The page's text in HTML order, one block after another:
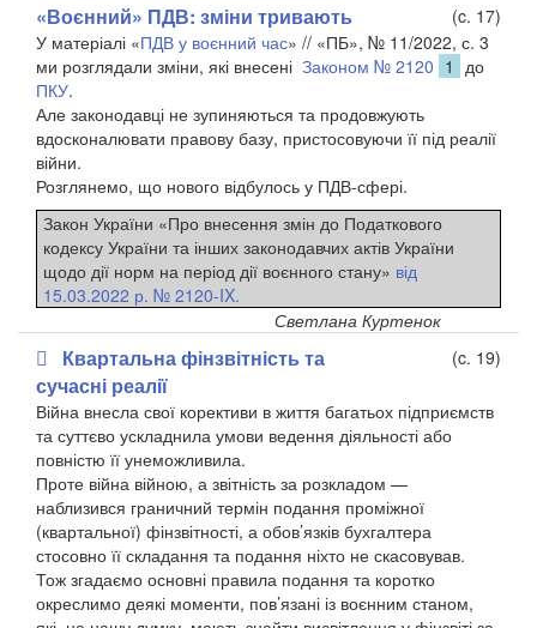
«Воєнний» ПДВ: зміни тривають
(c. 17)
У матеріалі «ПДВ у воєнний час» // «ПБ», № 11/2022, с. 3
ми розглядали зміни, які внесені Законом № 2120 1
до
ПКУ.
Але законодавці не зупиняються та продовжують
вдосконалювати правову базу, пристосовуючи її під реалії
війни.
Розглянемо, що нового відбулось у ПДВ-сфері.
Закон України «Про внесення змін до Податкового
кодексу України та інших законодавчих актів України
щодо дії норм на період дії воєнного стану» від
15.03.2022 р. № 2120-IX.
Светлана Куртенок
Квартальна фінзвітність та
сучасні реалії
(c. 19)
Війна внесла свої корективи в життя багатьох підприємств
та суттєво ускладнила умови ведення діяльності або
повністю її унеможливила.
Проте війна війною, а звітність за розкладом —
наблизився граничний термін подання проміжної
(квартальної) фінзвітності, а обов’язків бухгалтера
стосовно її складання та подання ніхто не скасовував.
Тож згадаємо основні правила подання та коротко
окреслимо деякі моменти, пов’язані із воєнним станом,